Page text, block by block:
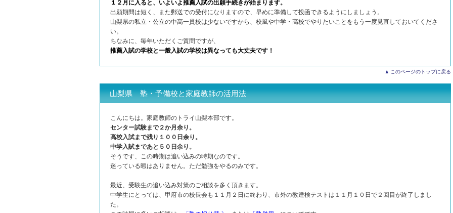
１２月に入ると、いよいよ推薦入試の出願手続きが始まります。
出願期間は短く、また郵送での受付になりますので、早めに準備して投函できるようにしましょう。
山梨県の私立・公立の中高一貫校は少ないですから、校風や中学・高校でやりたいことをもう一度見直しておいてくださ
い。
ちなみに、毎年いただくご質問ですが、
推薦入試の学校と一般入試の学校は異なっても大丈夫です！
このページのトップに戻る
山梨県 塾・予備校と家庭教師の活用法
こんにちは。家庭教師のトライ山梨本部です。
センター試験まで２か月余り。
高校入試まで残り１００日余り。
中学入試まであと５０日余り。
そうです、この時期は追い込みの時期なのです。
迷っている暇はありません。ただ勉強をやるのみです。
最近、受験生の追い込み対策のご相談を多く頂きます。
中学生にとっては、甲府市の校長会も１１月２日に終わり、市外の教達検テストは１１月１０日で２回目が終了しまし
た。